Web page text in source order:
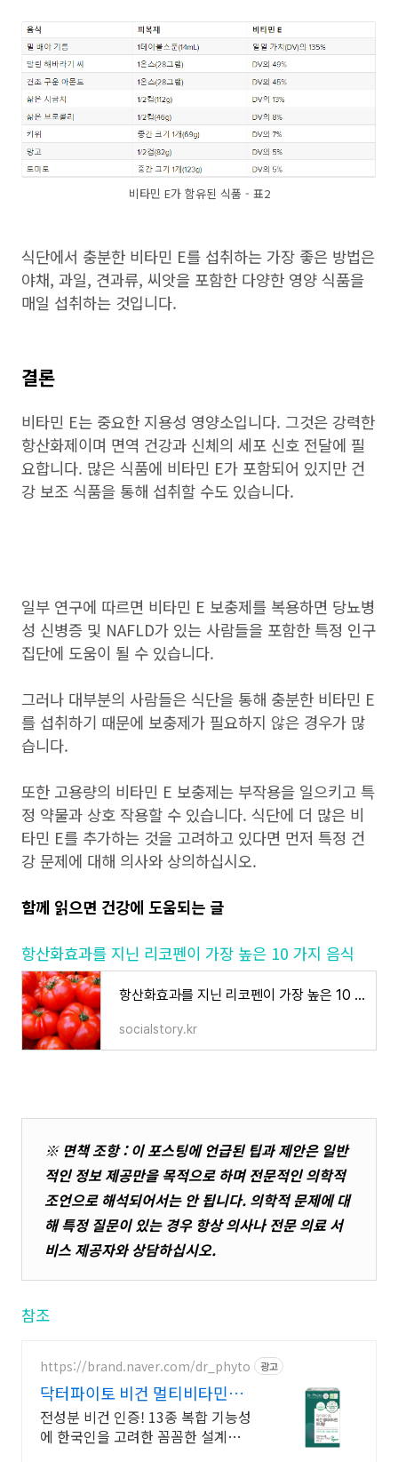
비타민 E가 함유된 식품 - 표2
식단에서 충분한 비타민 E를 섭취하는 가장 좋은 방법은
야채, 과일, 견과류, 씨앗을 포함한 다양한 영양 식품을
매일 섭취하는 것입니다.
결론
비타민 E는 중요한 지용성 영양소입니다. 그것은 강력한
항산화제이며 면역 건강과 신체의 세포 신호 전달에 필
요합니다. 많은 식품에 비타민 E가 포함되어 있지만 건
강 보조 식품을 통해 섭취할 수도 있습니다.
일부 연구에 따르면 비타민 E 보충제를 복용하면 당뇨병
성 신병증 및 NAFLD가 있는 사람들을 포함한 특정 인구
집단에 도움이 될 수 있습니다.
그러나 대부분의 사람들은 식단을 통해 충분한 비타민 E
를 섭취하기 때문에 보충제가 필요하지 않은 경우가 많
습니다.
또한 고용량의 비타민 E 보충제는 부작용을 일으키고 특
정 약물과 상호 작용할 수 있습니다. 식단에 더 많은 비
타민 E를 추가하는 것을 고려하고 있다면 먼저 특정 건
강 문제에 대해 의사와 상의하십시오.
함께 읽으면 건강에 도움되는 글
항산화효과를 지닌 리코펜이 가장 높은 10 가지 음식
항산화효과를 지닌 리코펜이 가장 높은 10 가지 음식
socialstory.kr
※ 면책 조항 : 이 포스팅에 언급된 팁과 제안은 일반
적인 정보 제공만을 목적으로 하며 전문적인 의학적
조언으로 해석되어서는 안 됩니다. 의학적 문제에 대
해 특정 질문이 있는 경우 항상 의사나 전문 의료 서
비스 제공자와 상담하십시오.
참조
https://brand.naver.com/dr_phyto 광고
닥터파이토 비건 멀티비타민
100% 비건인증 원료
전성분 비건 인증! 13종 복합 기능성
에 한국인을 고려한 꼼꼼한 설계까